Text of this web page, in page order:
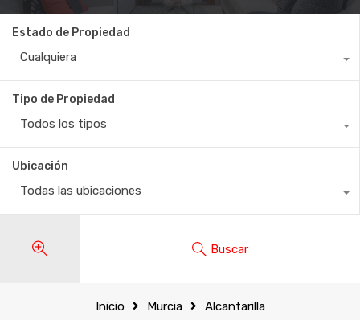
Estado de Propiedad
Cualquiera
Tipo de Propiedad
Todos los tipos
Ubicación
Todas las ubicaciones
Buscar
Inicio Murcia Alcantarilla